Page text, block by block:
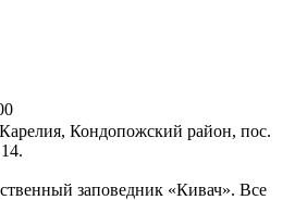
Кондопожский район, пос.
заповедник «Кивач». Все